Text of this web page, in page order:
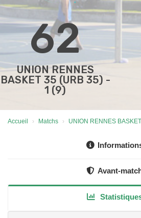
62
UNION RENNES
BASKET 35 (URB 35) -
1 (9)
Accueil Matchs UNION RENNES
Avant-